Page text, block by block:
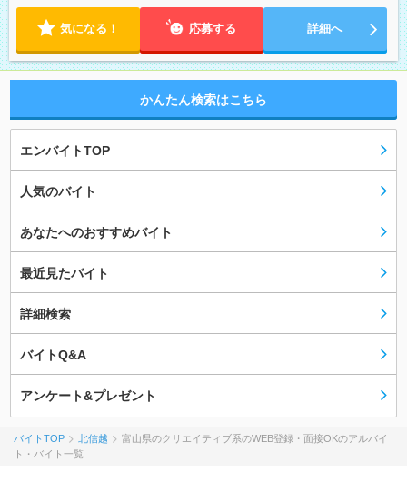
気になる！ 応募する 詳細へ
かんたん検索はこちら
エンバイトTOP
人気のバイト
あなたへのおすすめバイト
最近見たバイト
詳細検索
バイトQ&A
アンケート&プレゼント
バイトTOP 北信越
富山県のクリエイティブ系のWEB登録・面接OKのアルバイ
ト・バイト一覧